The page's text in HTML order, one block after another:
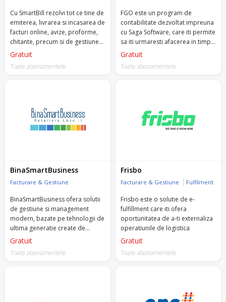
Cu SmartBill rezolvi tot ce tine de
emiterea, livrarea si incasarea de
facturi online, avize, proforme,
chitante, precum si de gestiunea
stocurilor, nir, fise, bonuri,
Gratuit
Toate abonamentele
FGO este un program de
contabilitate dezvoltat impreuna
cu Saga Software, care iti permite
sa iti urmaresti afacerea in timp
real.
Gratuit
Toate abonamentele
BinaSmartBusiness
Facturare & Gestiune
BinaSmartBusiness ofera solutii
de gestiune si management
modern, bazate pe tehnologii de
ultima generatie create de
experti in domeniu, pentru
mijlocii din zona vanzarilor cu
Gratuit
Toate abonamentele
Frisbo
Facturare & Gestiune Fulfilment
Frisbo este o solutie de e-
fulfillment care iti ofera
oportunitatea de a-ti externaliza
operatiunile de logistica
Gratuit
Toate abonamentele